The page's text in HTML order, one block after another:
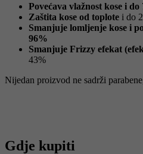
Povećava vlažnost kose i do
Zaštita kose od toplote i do
Smanjuje lomljenje kose i
96%
Smanjuje Frizzy efekat
43%
Nijedan proizvod ne sadrži
Gdje kupiti